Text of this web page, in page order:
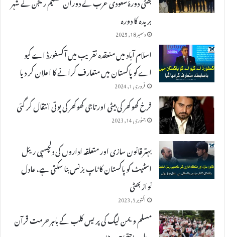
بریدہ کا دورہ
دسمبر 18, 2025
اسلام آباد میں منعقدہ تقریب میں آکسفورڈ اے کیو
اے کو پاکستان میں متعارف کرانے کا اعلان کر دیا
فروری 1, 2024
فرخ کھوکھر کی بیٹی اور تاجی کھوکھر کی پوتی انتقال کر گئی
جنوری 14, 2023
بہتر قانون سازی اور متعلقہ اداروں کی دلچسپی ریئل
اسٹیٹ کو پاکستان کا ٹاپ بزنس بنا سکتی ہے، عادل
نواز بھٹی
اکتوبر 5, 2023
مسلم ویمن لیگ کی پریس کلب کے باہر حرمت قرآن